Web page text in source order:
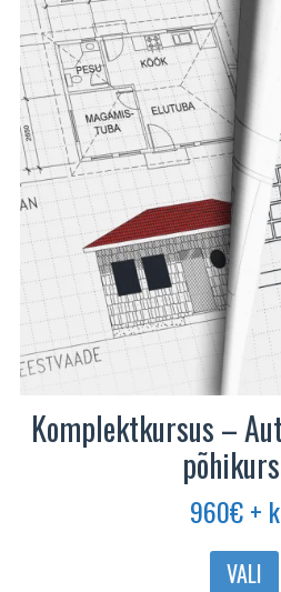
Komplektkursus –
960€+
VALI